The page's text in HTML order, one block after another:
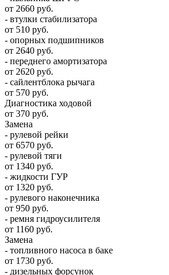
от 2660 руб.
- втулки стабилизатора
от 510 руб.
- опорных подшипников
от 2640 руб.
- переднего амортизатора
от 2620 руб.
- сайлентблока рычага
от 570 руб.
Диагностика ходовой
от 370 руб.
Замена
- рулевой рейки
от 6570 руб.
- рулевой тяги
от 1340 руб.
- жидкости ГУР
от 1320 руб.
- рулевого наконечника
от 950 руб.
- ремня гидроусилителя
от 1160 руб.
Замена
- топливного насоса в баке
от 1730 руб.
- дизельных форсунок